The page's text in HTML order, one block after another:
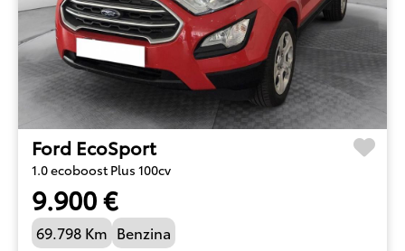
Ford EcoSport
1.0 ecoboost Plus 100cv
9.900 €
69.798 Km Benzina